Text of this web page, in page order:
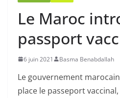
Le Maroc
passport
6 juin 2021 Basma Benabdallah
Le gouvernement
place le passeport